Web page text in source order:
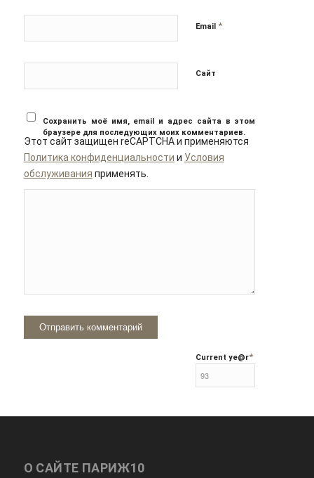
Email *
Сайт
Сохранить моё имя, email и адрес сайта в этом
браузере для последующих моих комментариев.
Этот сайт защищен reCAPTCHA и применяются
Политика конфиденциальности и Условия
обслуживания применять.
Current ye@r*
О САЙТЕ ПАРИЖ10